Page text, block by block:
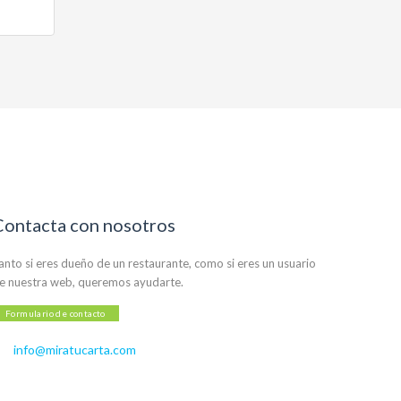
con nosotros
si eres dueño de un restaurante, como si eres un usuario
nuestra web, queremos ayudarte.
Formulario de contacto
info@miratucarta.com